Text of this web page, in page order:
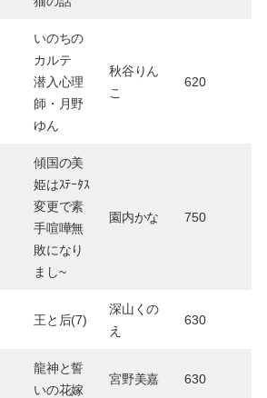
いのちの
カルテ
潜入心理
師・月野
ゆん
秋谷りん
こ
620
傾国の美
姫はｽﾃｰﾀｽ
変更で素
手喧嘩無
敗になり
まし~
園内かな 750
王と后(7)
深山くの
え
630
龍神と誓
いの花嫁
宮野美嘉 630